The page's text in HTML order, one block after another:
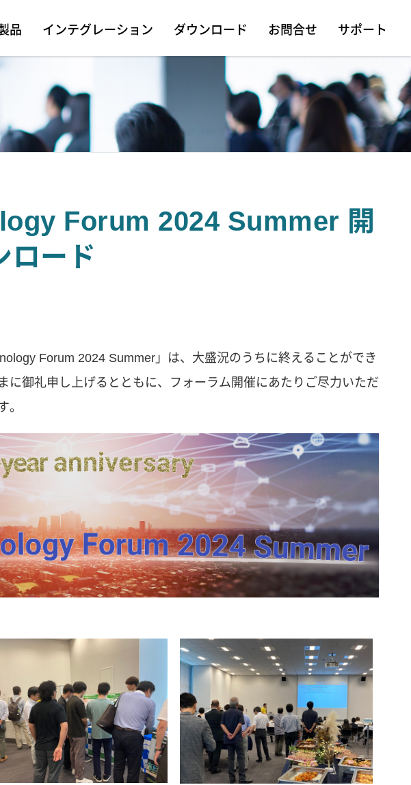
品 インテグレーション ダウンロード お問合せ サポート
Forum 2024 Summer 開
ロード
Forum 2024 Summer」は、大盛況のうちに終えることができ
に御礼申し上げるとともに、フォーラム開催にあたりご尽力いただ
。